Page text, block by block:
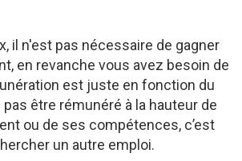
il n'est pas nécessaire de gagner
en revanche vous avez besoin de
est juste en fonction du
être rémunéré à la hauteur de
ou de ses compétences, c’est
un autre emploi.